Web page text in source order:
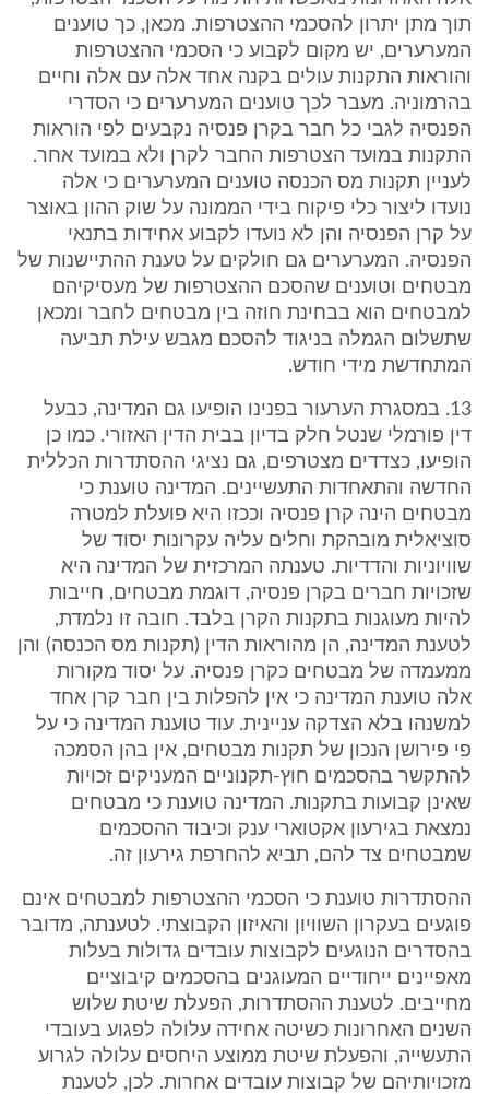
תוך מתן יתרון להסכמי ההצטרפות. מכאן, כך טוענים
המערערים, יש מקום לקבוע כי הסכמי ההצטרפות
והוראות התקנות עולים בקנה אחד אלה עם אלה וחיים
בהרמוניה. מעבר לכך טוענים המערערים כי הסדרי
הפנסיה לגבי כל חבר בקרן פנסיה נקבעים לפי הוראות
התקנות במועד הצטרפות החבר לקרן ולא במועד אחר.
לעניין תקנות מס הכנסה טוענים המערערים כי אלה
נועדו ליצור כלי פיקוח בידי הממונה על שוק ההון באוצר
על קרן הפנסיה והן לא נועדו לקבוע אחידות בתנאי
הפנסיה. המערערים גם חולקים על טענת ההתיישנות של
מבטחים וטוענים שהסכם ההצטרפות של מעסיקיהם
למבטחים הוא בבחינת חוזה בין מבטחים לחבר ומכאן
שתשלום הגמלה בניגוד להסכם מגבש עילת תביעה
המתחדשת מידי חודש.
13. במסגרת הערעור בפנינו הופיעו גם המדינה, כבעל
דין פורמלי שנטל חלק בדיון בבית הדין האזורי. כמו כן
הופיעו, כצדדים מצטרפים, גם נציגי ההסתדרות הכללית
החדשה והתאחדות התעשיינים. המדינה טוענת כי
מבטחים הינה קרן פנסיה וככזו היא פועלת למטרה
סוציאלית מובהקת וחלים עליה עקרונות יסוד של
שוויוניות והדדיות. טענתה המרכזית של המדינה היא
שזכויות חברים בקרן פנסיה, דוגמת מבטחים, חייבות
להיות מעוגנות בתקנות הקרן בלבד. חובה זו נלמדת,
לטענת המדינה, הן מהוראות הדין (תקנות מס הכנסה) והן
ממעמדה של מבטחים כקרן פנסיה. על יסוד מקורות
אלה טוענת המדינה כי אין להפלות בין חבר קרן אחד
למשנהו בלא הצדקה עניינית. עוד טוענת המדינה כי על
פי פירושן הנכון של תקנות מבטחים, אין בהן הסמכה
להתקשר בהסכמים חוץ-תקנוניים המעניקים זכויות
שאינן קבועות בתקנות. המדינה טוענת כי מבטחים
נמצאת בגירעון אקטוארי ענק וכיבוד ההסכמים
שמבטחים צד להם, תביא להחרפת גירעון זה.
ההסתדרות טוענת כי הסכמי ההצטרפות למבטחים אינם
פוגעים בעקרון השוויון והאיזון הקבוצתי. לטענתה, מדובר
בהסדרים הנוגעים לקבוצות עובדים גדולות בעלות
מאפיינים ייחודיים המעוגנים בהסכמים קיבוציים
מחייבים. לטענת ההסתדרות, הפעלת שיטת שלוש
השנים האחרונות כשיטה אחידה עלולה לפגוע בעובדי
התעשייה, והפעלת שיטת ממוצע היחסים עלולה לגרוע
מזכויותיהם של קבוצות עובדים אחרות. לכן, לטענת